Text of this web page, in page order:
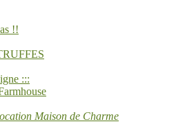
!!
:::
Maison de Charme